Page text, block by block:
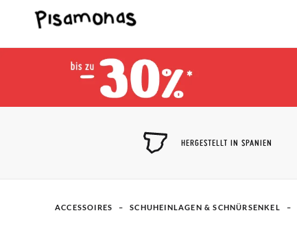
HERGESTELLT IN SPANIEN
ACCESSOIRES SCHUHEINLAGEN & SCHNÜRSENKEL